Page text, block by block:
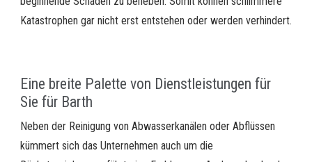
Katastrophen gar nicht erst entstehen oder werden verhindert.
Eine breite Palette von Dienstleistungen für
Sie für Barth
Neben der Reinigung von Abwasserkanälen oder Abflüssen
kümmert sich das Unternehmen auch um die